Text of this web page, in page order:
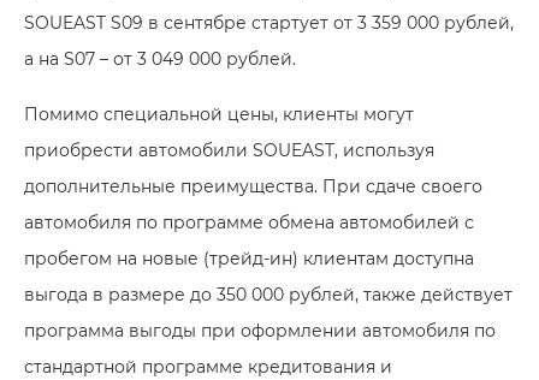
SOUEAST S09 в сентябре стартует от 3 359 000 рублей,
а на S07 – от 3 049 000 рублей.
Помимо специальной цены, клиенты могут
приобрести автомобили SOUEAST, используя
дополнительные преимущества. При сдаче своего
автомобиля по программе обмена автомобилей с
пробегом на новые (трейд-ин) клиентам доступна
выгода в размере до 350 000 рублей, также действует
программа выгоды при оформлении автомобиля по
стандартной программе кредитования и